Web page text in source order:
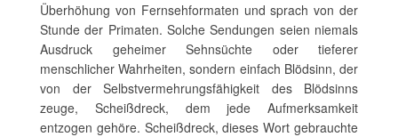
Überhöhung von Fernsehformaten und sprach von der
Stunde der Primaten. Solche Sendungen seien niemals
Ausdruck geheimer Sehnsüchte oder tieferer
menschlicher Wahrheiten, sondern einfach Blödsinn, der
von der Selbstvermehrungsfähigkeit des Blödsinns
zeuge, Scheißdreck, dem jede Aufmerksamkeit
entzogen gehöre. Scheißdreck, dieses Wort gebrauchte